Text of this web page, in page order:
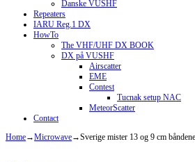
Danske VUSHF
Repeaters
IARU Reg.1 DX
HowTo
The VHF/UHF DX BOOK
DX på VUSHF
Airscatter
EME
Contest
Tucnak setup NAC
MeteorScatter
Contact
Home→Microwave→Sverige mister 13 og 9 cm båndene